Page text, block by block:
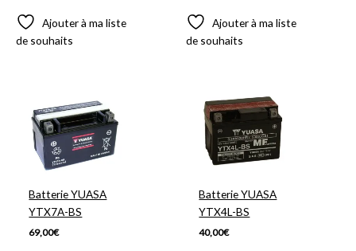
Ajouter à ma liste
de souhaits
Ajouter à ma liste
de souhaits
Batterie YUASA
YTX7A-BS
69,00€
Batterie YUASA
YTX4L-BS
40,00€